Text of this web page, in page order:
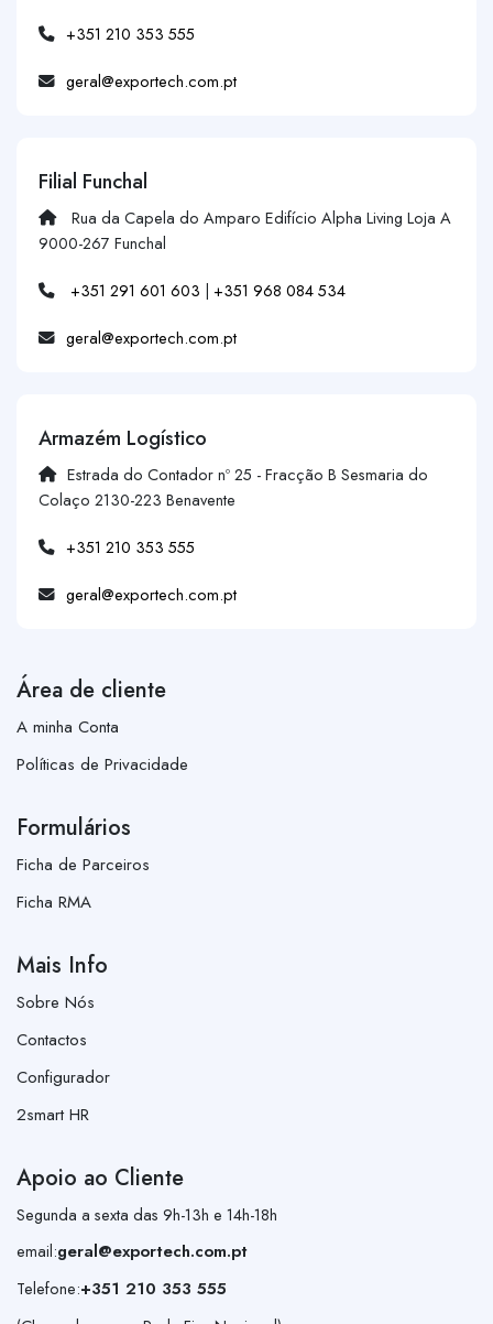
+351 210 353 555
geral@exportech.com.pt
Filial Funchal
Rua da Capela do Amparo Edifício Alpha Living Loja A
9000-267 Funchal
+351 291 601 603 | +351 968 084 534
geral@exportech.com.pt
Armazém Logístico
Estrada do Contador nº 25 - Fracção B Sesmaria do
Colaço 2130-223 Benavente
+351 210 353 555
geral@exportech.com.pt
Área de cliente
A minha Conta
Políticas de Privacidade
Formulários
Ficha de Parceiros
Ficha RMA
Mais Info
Sobre Nós
Contactos
Configurador
2smart HR
Apoio ao Cliente
Segunda a sexta das 9h-13h e 14h-18h
email:geral@exportech.com.pt
Telefone:+351 210 353 555